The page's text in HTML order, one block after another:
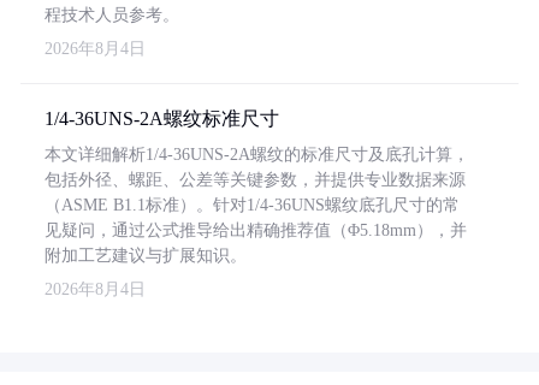
程技术人员参考。
2026年8月4日
1/4-36UNS-2A螺纹标准尺寸
本文详细解析1/4-36UNS-2A螺纹的标准尺寸及底孔计算，
包括外径、螺距、公差等关键参数，并提供专业数据来源
（ASME B1.1标准）。针对1/4-36UNS螺纹底孔尺寸的常
见疑问，通过公式推导给出精确推荐值（Φ5.18mm），并
附加工艺建议与扩展知识。
2026年8月4日